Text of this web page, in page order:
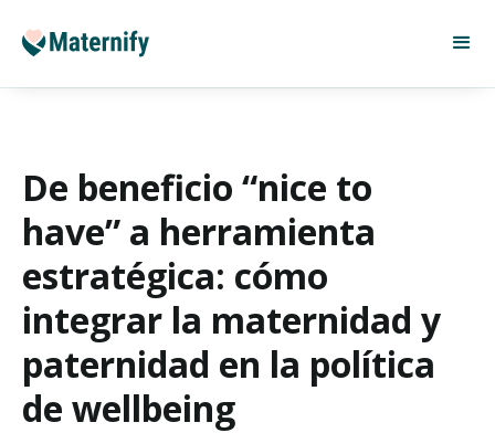
De beneficio “nice to
have” a herramienta
estratégica: cómo
integrar la maternidad y
paternidad en la política
de wellbeing